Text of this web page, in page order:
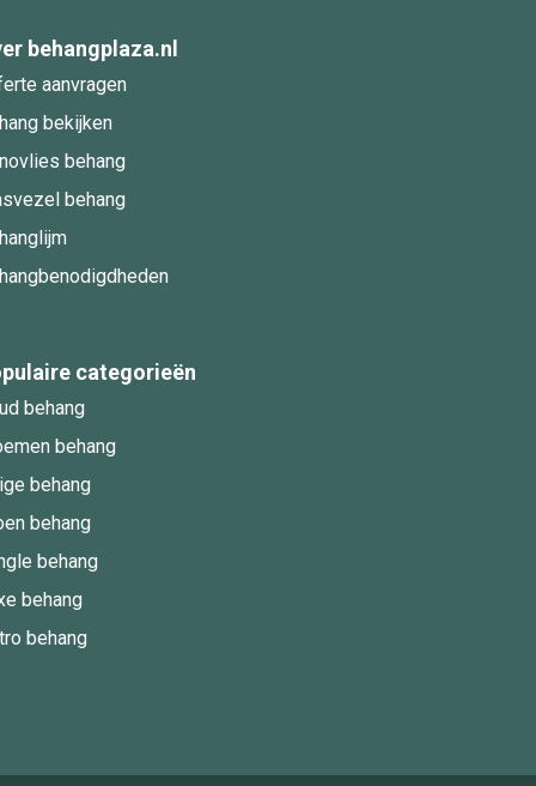
behangplaza.nl
aanvragen
bekijken
behang
behang
categorieën
behang
behang
behang
behang
behang
behang
behang